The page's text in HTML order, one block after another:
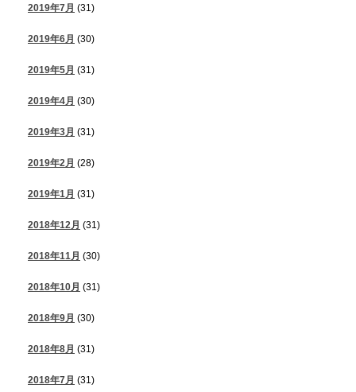
2019年7月 (31)
2019年6月 (30)
2019年5月 (31)
2019年4月 (30)
2019年3月 (31)
2019年2月 (28)
2019年1月 (31)
2018年12月 (31)
2018年11月 (30)
2018年10月 (31)
2018年9月 (30)
2018年8月 (31)
2018年7月 (31)